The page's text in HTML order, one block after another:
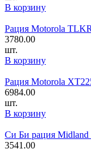
В корзину
Рация Motorola
3780.00
шт.
В корзину
Рация Motorola
6984.00
шт.
В корзину
Си Би рация Midland
3541.00